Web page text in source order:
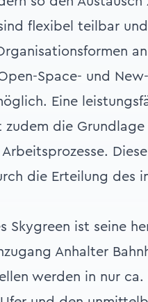
flexibel teilbar
Space- und
Eine
die Grundlage
die Erteilung des
Skygreen ist seine
Anhalter
werden in nur